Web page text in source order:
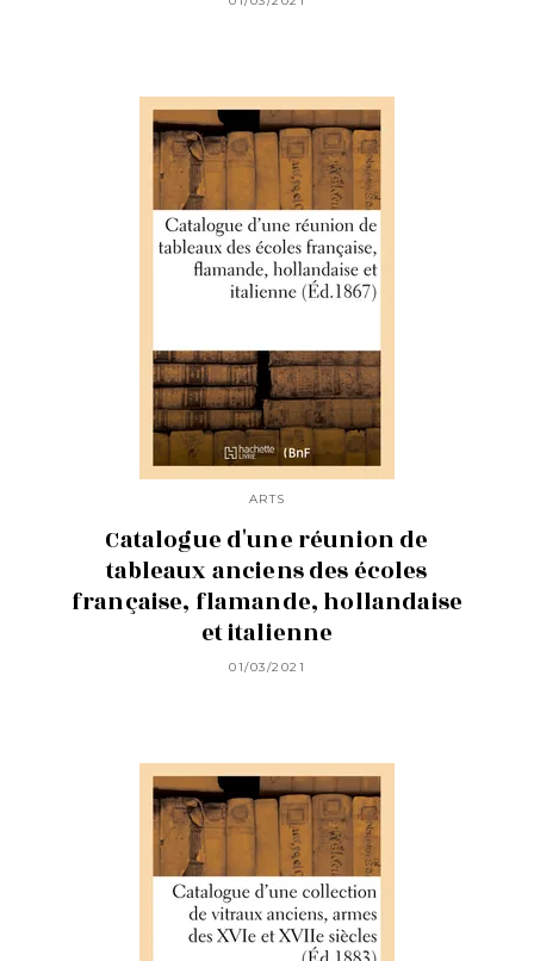
ARTS
Catalogue d'une réunion de
tableaux anciens des écoles
française, flamande, hollandaise
et italienne
01/03/2021